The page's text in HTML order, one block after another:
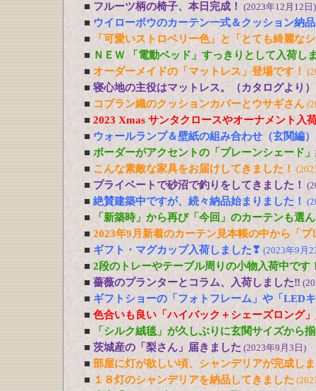
■ フルーツ柄の椅子、本日完成！ (2023年12月12日)
■ ウイローボウのカーテン一式＆クッション納
■
「可愛いストロベリー色」と「とても綺麗な
■ ＮＥＷ 「電動ベッド」すっきりとして入荷し
■ オーダーメイドの「マットレス」登場です！
■ 寝心地の主役はマットレス。（カタログより）
■ コブラン織のクッションカバーとウサギさん
■ 2023 Xmas サンタクロースやオーナメント入
■ ウォールランプ＆壁紙の組み合わせ（玄関編）
■ ボーダーがアクセントの「プレーンシェード
■ こんな素敵な家具をお届けしてきました！
■ プライベートで砂沼で釣りをしてきました！
■ 絶賛建築中ですが、続々納品始まりました！
■
「新築時」から再び「今回」のカーテンも選
■ 2023年9月新着のカーテン見本帳の中から「
■ ギフト・マグカップ入荷しました❣ (2023年9月
■ 2段のトレーやテーブル周りの小物入荷中です
■ 薔薇のプランターとコラム、入荷しました‼
■ ギフトショーの「フォトフレーム」や「LED
■ 色合いも良い「ハイバック＋シェーズロング
■
「シルク絨毯」が久しぶりに玄関サイズから
■ 茨城産の「梨さん」届きました (2023年9月3日)
■ 部屋に灯が欲しい頃、シャンデリアが完成し
■ １８灯のシャンデリアを納品してきました